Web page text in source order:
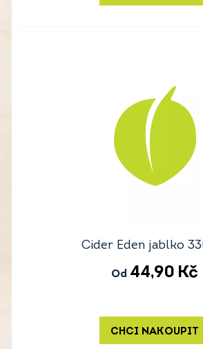
Cider Eden jablko
Od 44,90 Kč
CHCI NAKOUPIT